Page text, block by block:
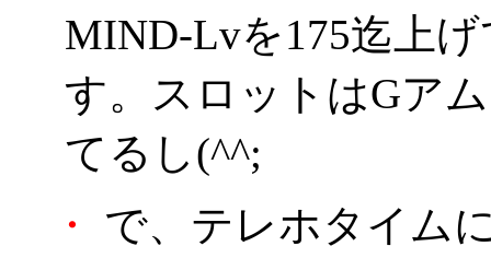
MIND-Lvを175迄上
す。スロットはGア
てるし(^^;
・
で、テレホタイム